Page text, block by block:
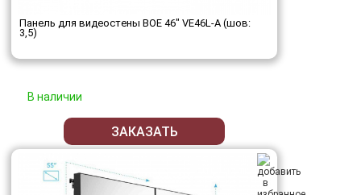
Панель для видеостены BOE 46" VE46L-A (шов:
3,5)
В наличии
ЗАКАЗАТЬ